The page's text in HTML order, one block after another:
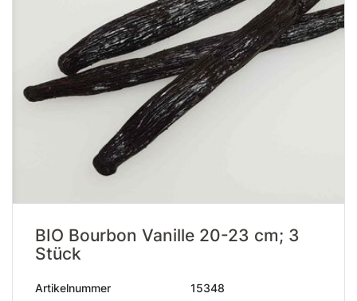
BIO Bourbon Vanille 20-23 cm; 3
Stück
Artikelnummer 15348